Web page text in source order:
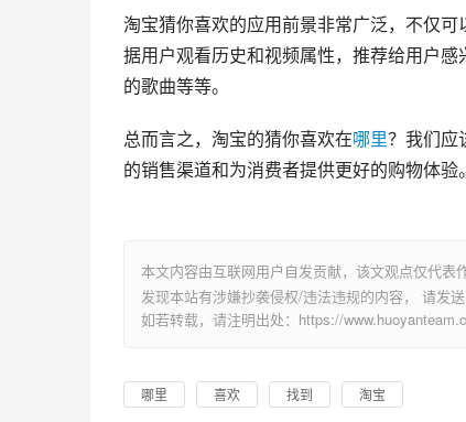
淘宝猜你喜欢的应用前景非常广泛，不仅
据用户观看历史和视频属性，推荐给用户
的歌曲等等。
总而言之，淘宝的猜你喜欢在哪里？我们应
的销售渠道和为消费者提供更好的购物体验。
本文内容由互联网用户自发贡献，该文观点仅代
发现本站有涉嫌抄袭侵权/违法违规的内容， 请发
如若转载，请注明出处：https://
哪里 喜欢 找到 淘宝